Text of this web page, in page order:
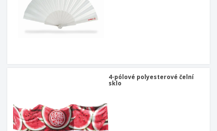
4-pólové polyesterové čelní
sklo